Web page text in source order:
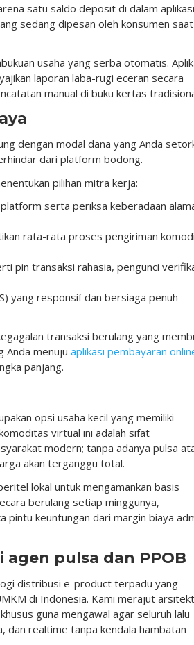
satu saldo deposit di dalam aplikasi
sedang dipesan oleh konsumen
usaha yang serba otomatis.
laporan laba-rugi eceran secara
manual di buku kertas
dengan modal dana yang Anda
dari platform bodong.
pilihan mitra kerja:
serta periksa keberadaan
rata-rata proses pengiriman
pin transaksi rahasia, pengunci
yang responsif dan bersiaga penuh
transaksi berulang yang
Anda menuju aplikasi pembayaran
panjang.
opsi usaha kecil yang memiliki
virtual ini adalah sifat
modern; tanpa adanya pulsa
akan terganggu total.
lokal untuk mengamankan basis
berulang setiap minggunya,
pintu keuntungan dari margin biaya
pulsa dan PPOB
distribusi e-product terpadu yang
di Indonesia. Kami merajut
guna mengawal agar seluruh lalu
realtime tanpa kendala hambatan